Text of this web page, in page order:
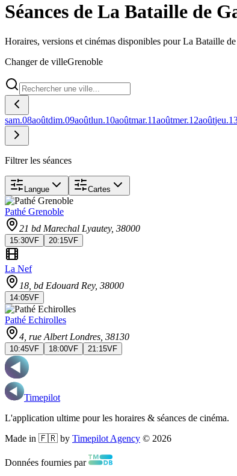
Séances de La Bataille de
Horaires, versions et cinémas disponibles pour La Bataille
Changer de villeGrenoble
sam.08aoûtdim.09aoûtlun.10aoûtmar.11aoûtmer.12aoûtjeu.
Filtrer les séances
Langue Cartes
Pathé Grenoble
21 bd Marechal Lyautey, 38000
15:30VF 20:15VF
La Nef
18, bd Edouard Rey, 38000
14:05VF
Pathé Echirolles
4, rue Albert Londres , 38130
10:45VF 18:00VF 21:15VF
Timepilot
L'application ultime pour les horaires & séances de cinéma.
Made in 🇫🇷 by Timepilot Agency © 2026
Données fournies par